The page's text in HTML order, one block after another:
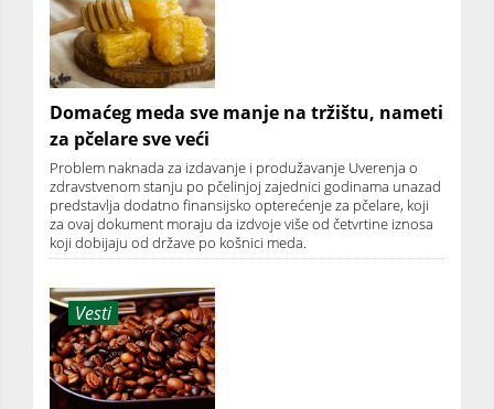
Domaćeg meda sve manje na tržištu, nameti
za pčelare sve veći
Problem naknada za izdavanje i produžavanje Uverenja o
zdravstvenom stanju po pčelinjoj zajednici godinama unazad
predstavlja dodatno finansijsko opterećenje za pčelare, koji
za ovaj dokument moraju da izdvoje više od četvrtine iznosa
koji dobijaju od države po košnici meda.
Vesti